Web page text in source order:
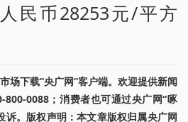
民币28253元/平方
场下载“央广网”客户端。欢迎提供新闻
800-0088；消费者也可通过央广网“啄
诉。版权声明：本文章版权归属央广网